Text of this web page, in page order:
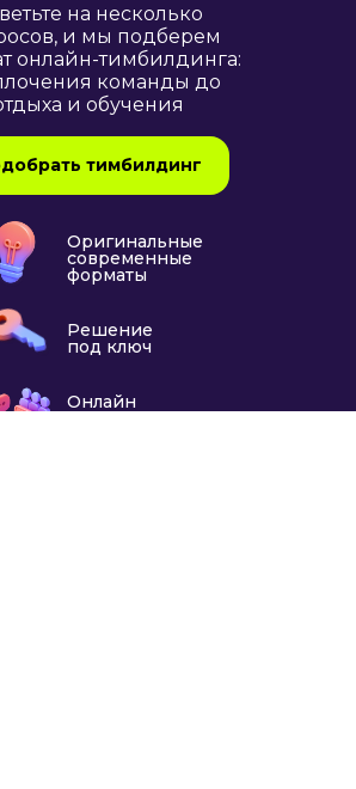
тимбилдинг
Оригинальные
современные
форматы
Онлайн
из любой
Решение
под ключ
на несколько
и мы подберем
онлайн-тимбилдинга:
команды до
и обучения